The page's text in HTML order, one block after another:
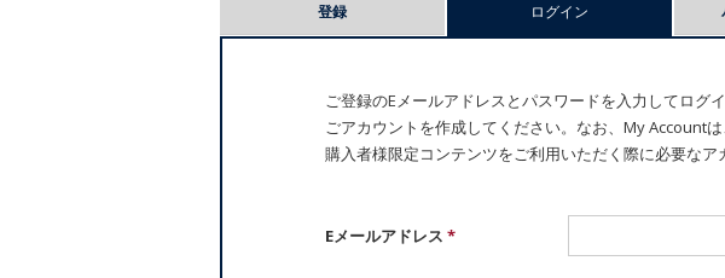
登録 ログイン
ご登録のEメールアドレスとパスワードを入力してロ
ごアカウントを作成してください。なお、My Account
購入者様限定コンテンツをご利用いただく際に必要なア
Eメールアドレス*